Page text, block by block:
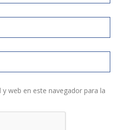
web en este navegador para la